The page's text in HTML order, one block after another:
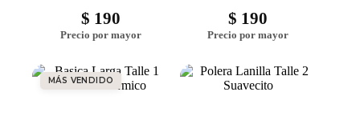
$ 190 $ 190
MÁS VENDIDO